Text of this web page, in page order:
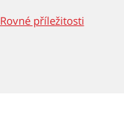
Rovné příležitosti